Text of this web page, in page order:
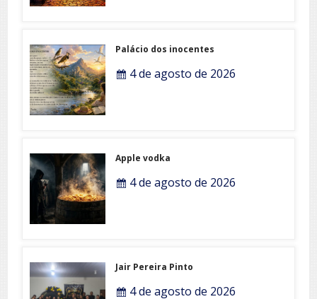
Palácio dos inocentes
4 de agosto de 2026
Apple vodka
4 de agosto de 2026
Jair Pereira Pinto
4 de agosto de 2026